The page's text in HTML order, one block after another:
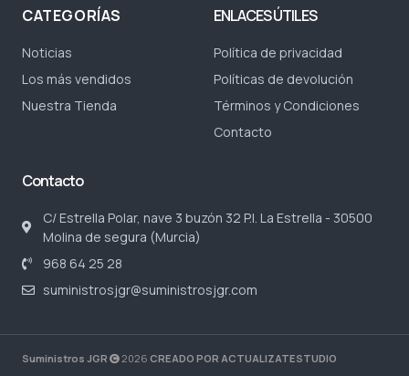
CATEGORÍAS
Noticias
Los más vendidos
Nuestra Tienda
ENLACES ÚTILES
Política de privacidad
Políticas de devolución
Términos y Condiciones
Contacto
Contacto
C/ Estrella Polar, nave 3 buzón 32 P.I. La Estrella - 30500
Molina de segura (Murcia)
968 64 25 28
suministrosjgr@suministrosjgr.com
Suministros JGR 2026 CREADO POR ACTUALIZATESTUDIO